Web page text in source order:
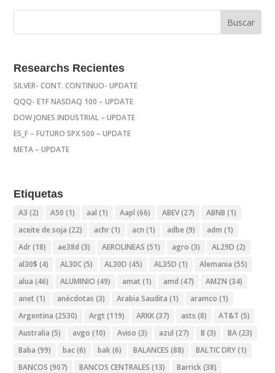
Researchs Recientes
SILVER- CONT. CONTINUO- UPDATE
QQQ- ETF NASDAQ 100 – UPDATE
DOW JONES INDUSTRIAL – UPDATE
ES_F – FUTURO SPX 500 – UPDATE
META – UPDATE
Etiquetas
A3 (2) A50 (1) aal (1) Aapl (66) ABEV(27) ABNB (1)
aceite de soja (22) achr(1) acn (1) adbe (9) adm (1)
Adr(18) ae38d (3) AEROLINEAS (51) agro (3) AL29D (2)
al30$ (4) AL30C(5) AL30D (45) AL35D (1) Alemania (55)
alua (46) ALUMINIO (49) amat (1) amd (47) AMZN (34)
anet (1) anécdotas (3) Arabia Saudita (1) aramco (1)
Argentina (2530) Argt (119) ARKK(37) asts (8) AT&T (5)
Australia (5) avgo (10) Aviso (3) azul (27) B (3) BA(23)
Baba (99) bac(6) bak(6) BALANCES (88) BALTIC DRY(1)
BANCOS (907) BANCOS CENTRALES (13) Barrick(38)